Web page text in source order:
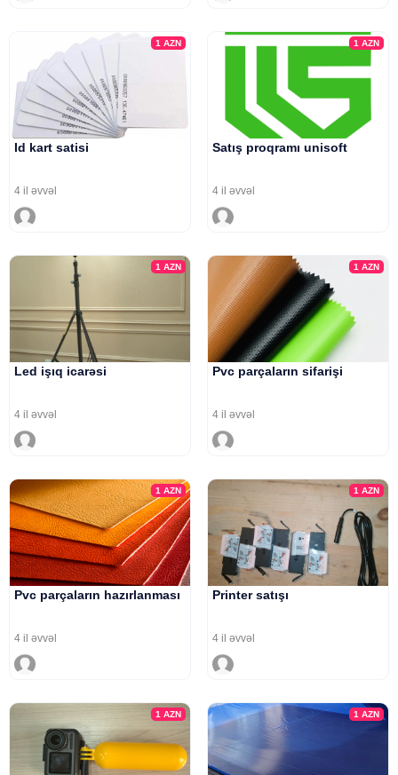
1AZN
Id kart satisi
4 il əvvəl
1 AZN
Satış proqramı unisoft
4 il əvvəl
1AZN
Led işıq icarəsi
4 il əvvəl
1 AZN
Pvc parçaların sifarişi
4 il əvvəl
1AZN
Pvc parçaların hazırlanması
4 il əvvəl
1 AZN
Printer satışı
4 il əvvəl
1AZN 1 AZN